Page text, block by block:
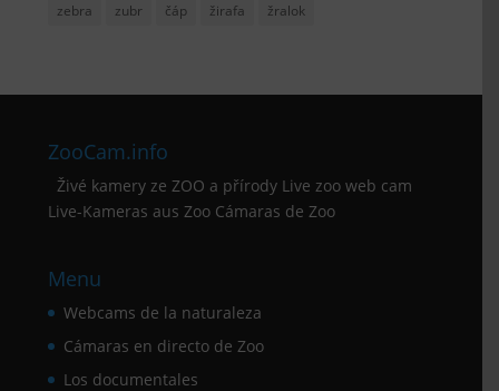
zebra
zubr čáp žirafa žralok
ZooCam.info
Živé kamery ze ZOO a přírody Live zoo web cam
Live-Kameras aus Zoo Cámaras de Zoo
Menu
Webcams de la naturaleza
Cámaras en directo de Zoo
Los documentales